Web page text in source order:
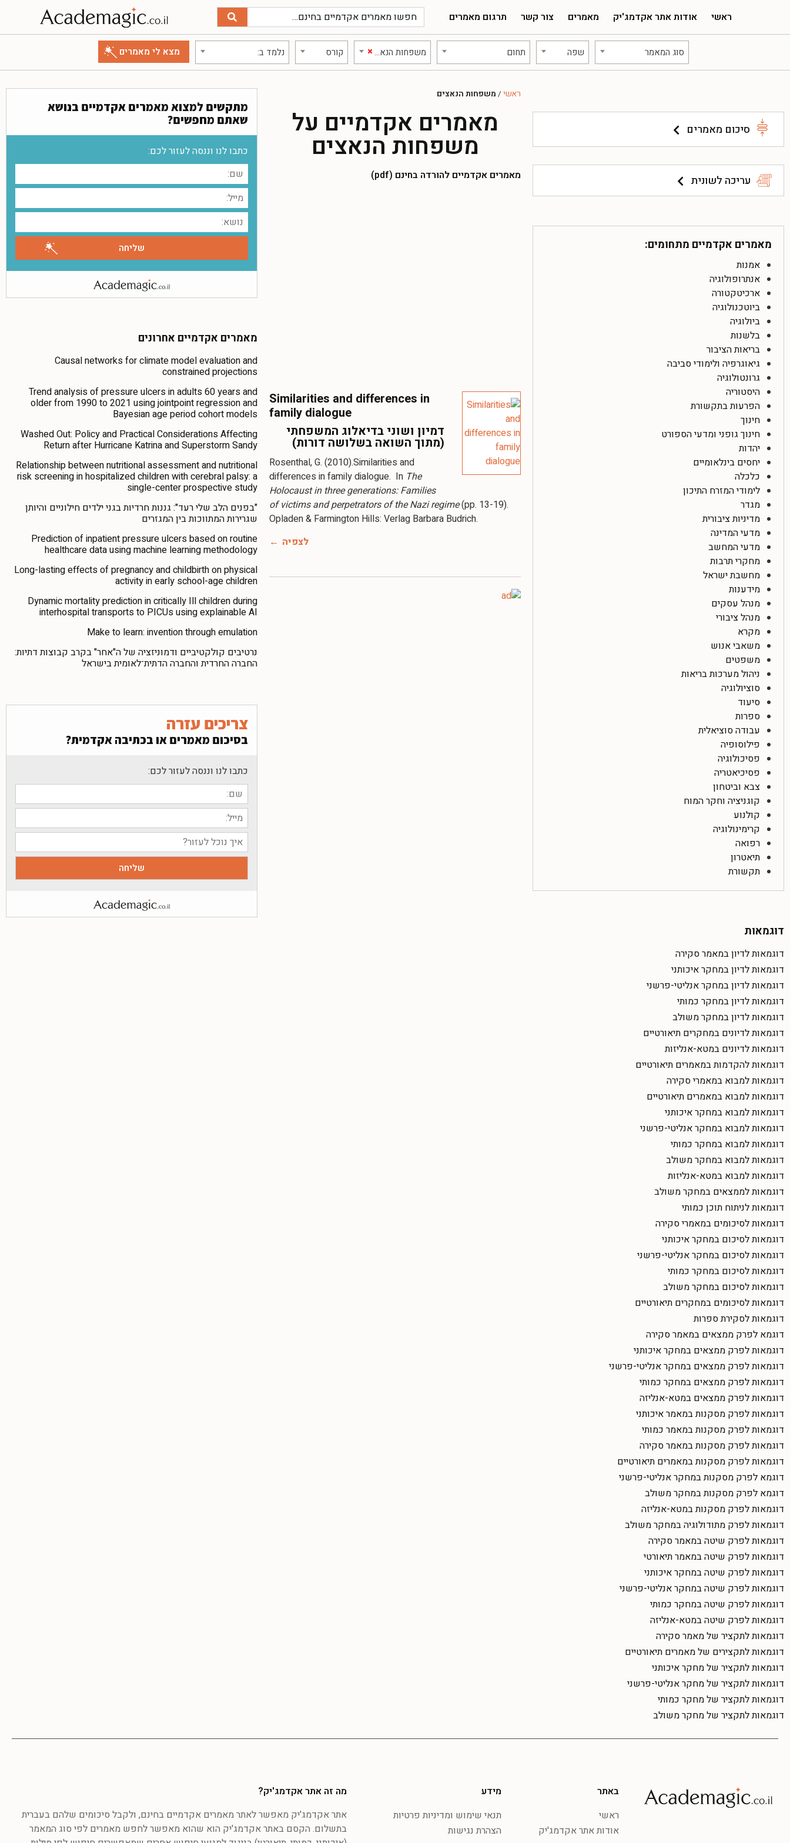
ראשי אודות אתר אקדמג'יק מאמרים צור קשר תרגום מאמרים
סוג המאמר שפה תחום ×משפחות הנאצים קורס נלמד ב:
סיכום מאמרים
עריכה לשונית
מאמרים אקדמיים מתחומים:
אמנות
אנתרופולוגיה
ארכיטקטורה
ביוטכנולוגיה
ביולוגיה
בלשנות
בריאות הציבור
גיאוגרפיה ולימודי סביבה
גרונטולוגיה
היסטוריה
הפרעות בתקשורת
חינוך
חינוך גופני ומדעי הספורט
יהדות
יחסים בינלאומיים
כלכלה
לימודי המזרח התיכון
מגדר
מדיניות ציבורית
מדעי המדינה
מדעי המחשב
מחקרי תרבות
מחשבת ישראל
מידענות
מנהל עסקים
מנהל ציבורי
מקרא
משאבי אנוש
משפטים
ניהול מערכות בריאות
סוציולוגיה
סיעוד
ספרות
עבודה סוציאלית
פילוסופיה
פסיכולוגיה
פסיכיאטריה
צבא וביטחון
קוגניציה וחקר המוח
קולנוע
קרימינולוגיה
רפואה
תיאטרון
תקשורת
דוגמאות
דוגמאות לדיון במאמר סקירה
דוגמאות לדיון במחקר איכותני
דוגמאות לדיון במחקר אנליטי-פרשני
דוגמאות לדיון במחקר כמותי
דוגמאות לדיון במחקר משולב
דוגמאות לדיונים במחקרים תיאורטיים
דוגמאות לדיונים במטא-אנליזות
דוגמאות להקדמות במאמרים תיאורטיים
דוגמאות למבוא במאמרי סקירה
דוגמאות למבוא במאמרים תיאורטיים
דוגמאות למבוא במחקר איכותני
דוגמאות למבוא במחקר אנליטי-פרשני
דוגמאות למבוא במחקר כמותי
דוגמאות למבוא במחקר משולב
דוגמאות למבוא במטא-אנליזות
דוגמאות לממצאים במחקר משולב
דוגמאות לניתוח תוכן כמותי
דוגמאות לסיכומים במאמרי סקירה
דוגמאות לסיכום במחקר איכותני
דוגמאות לסיכום במחקר אנליטי-פרשני
דוגמאות לסיכום במחקר כמותי
דוגמאות לסיכום במחקר משולב
דוגמאות לסיכומים במחקרים תיאורטיים
דוגמאות לסקירת ספרות
דוגמא לפרק ממצאים במאמר סקירה
דוגמאות לפרק ממצאים במחקר איכותני
דוגמאות לפרק ממצאים במחקר אנליטי-פרשני
דוגמאות לפרק ממצאים במחקר כמותי
דוגמאות לפרק ממצאים במטא-אנליזה
דוגמאות לפרק מסקנות במאמר איכותני
דוגמאות לפרק מסקנות במאמר כמותי
דוגמאות לפרק מסקנות במאמר סקירה
דוגמאות לפרק מסקנות במאמרים תיאורטיים
דוגמא לפרק מסקנות במחקר אנליטי-פרשני
דוגמא לפרק מסקנות במחקר משולב
דוגמאות לפרק מסקנות במטא-אנליזה
דוגמאות לפרק מתודולוגיה במחקר משולב
דוגמאות לפרק שיטה במאמר סקירה
דוגמאות לפרק שיטה במאמר תיאורטי
דוגמאות לפרק שיטה במחקר איכותני
דוגמאות לפרק שיטה במחקר אנליטי-פרשני
דוגמאות לפרק שיטה במחקר כמותי
דוגמאות לפרק שיטה במטא-אנליזה
דוגמאות לתקציר של מאמר סקירה
דוגמאות לתקצירים של מאמרים תיאורטיים
דוגמאות לתקציר של מחקר איכותני
דוגמאות לתקציר של מחקר אנליטי-פרשני
דוגמאות לתקציר של מחקר כמותי
דוגמאות לתקציר של מחקר משולב
ראשי/ משפחות הנאצים
מאמרים אקדמיים על
משפחות הנאצים
מאמרים אקדמיים להורדה בחינם (pdf)
Similarities and differences in
family dialogue
דמיון ושוני בדיאלוג המשפחתי
(מתוך השואה בשלושה דורות)
Rosenthal, G. (2010).Similarities and
differences in family dialogue. In The
Holocaust in three generations: Families
of victims and perpetrators of the Nazi regime(pp. 13-19).
Opladen & Farmington Hills: Verlag Barbara Budrich.
לצפיה
מתקשים למצוא מאמרים אקדמיים בנושא
שאתם מחפשים?
כתבו לנו וננסה לעזור לכם:
מאמרים אקדמיים אחרונים
Causal networks for climate model evaluation and
constrained projections
Trend analysis of pressure ulcers in adults 60 years and
older from 1990 to 2021 using jointpoint regression and
Bayesian age period cohort models
Washed Out: Policy and Practical Considerations Affecting
Return after Hurricane Katrina and Superstorm Sandy
Relationship between nutritional assessment and nutritional
risk screening in hospitalized children with cerebral palsy: a
single-center prospective study
"בפנים הלב שלי רעד": גננות חרדיות בגני ילדים חילוניים והיותן
שגרירות המתווכות בין המגזרים
Prediction of inpatient pressure ulcers based on routine
healthcare data using machine learning methodology
Long-lasting effects of pregnancy and childbirth on physical
activity in early school-age children
Dynamic mortality prediction in critically Ill children during
interhospital transports to PICUs using explainable AI
Make to learn: invention through emulation
נרטיבים קולקטיביים ודמוניזציה של ה"אחר" בקרב קבוצות דתיות:
החברה החרדית והחברה הדתית־לאומית בישראל
צריכים עזרה
בסיכום מאמרים או בכתיבה אקדמית?
כתבו לנו וננסה לעזור לכם:
באתר
ראשי
אודות אתר אקדמג'יק
מידע
תנאי שימוש ומדיניות פרטיות
הצהרת נגישות
מה זה אתר אקדמג'יק?
אתר אקדמג'יק מאפשר לאתר מאמרים אקדמיים בחינם, ולקבל סיכומים שלהם בעברית
בתשלום. הקסם באתר אקדמג'יק הוא שהוא מאפשר לחפש מאמרים לפי סוג המאמר